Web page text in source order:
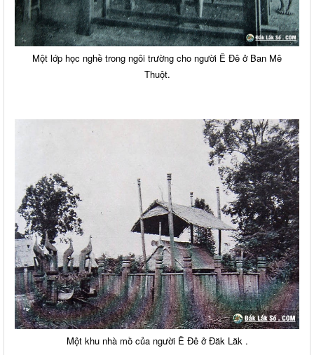
Một lớp học nghề trong ngôi trường cho người Ê Đê ở Ban Mê
Thuột.
Một khu nhà mồ của người Ê Đê ở Đăk Lăk .